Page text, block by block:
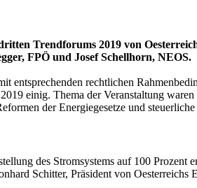
Trendforums 2019 von
FPÖ und Josef Schellhorn, NEOS.
entsprechenden rechtlichen
einig. Thema der Veranstaltung
der Energiegesetze und
des Stromsystems auf 100 Prozent
Schitter, Präsident von